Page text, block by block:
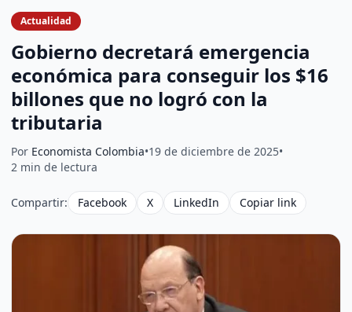
Actualidad
Gobierno decretará emergencia
económica para conseguir los $16
billones que no logró con la
tributaria
Por Economista Colombia•19 de diciembre de 2025•
2 min de lectura
Compartir: Facebook X LinkedIn Copiar link